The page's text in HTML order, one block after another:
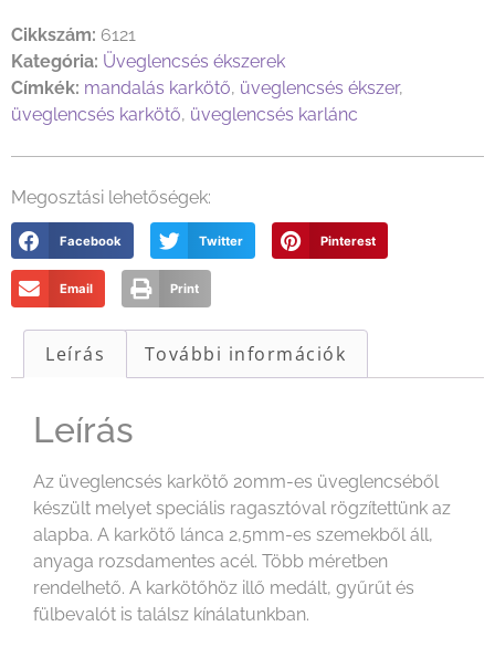
Cikkszám: 6121
Kategória: Üveglencsés ékszerek
Címkék: mandalás karkötő, üveglencsés ékszer,
üveglencsés karkötő, üveglencsés karlánc
Megosztási lehetőségek:
Facebook Twitter Pinterest
Email Print
Leírás További információk
Leírás
Az üveglencsés karkötő 20mm-es üveglencséből
készült melyet speciális ragasztóval rögzítettünk az
alapba. A karkötő lánca 2,5mm-es szemekből áll,
anyaga rozsdamentes acél. Több méretben
rendelhető. A karkötőhöz illő medált, gyűrűt és
fülbevalót is találsz kínálatunkban.